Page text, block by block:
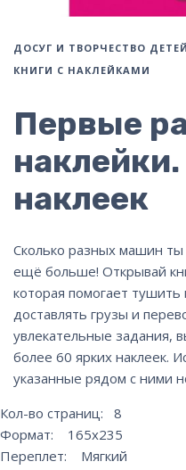
ДОСУГ И ТВОРЧЕСТВО ДЕТЕЙ
КНИГИ С НАКЛЕЙКАМИ
Первые
наклеек
Сколько разных машин
ещё больше! Открывай
которая помогает
доставлять грузы и
увлекательные задания,
более 60 ярких наклеек.
указанные рядом с ними
Кол-во страниц: 8
Формат: 165х235
Переплет: Мягкий